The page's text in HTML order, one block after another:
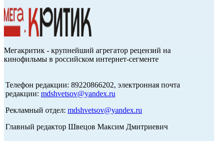
Мегакритик - крупнейший агрегатор рецензий на
кинофильмы в российском интернет-сегменте
Телефон редакции: 89220866202, электронная почта
редакции: mdshvetsov@yandex.ru
Рекламный отдел: mdshvetsov@yandex.ru
Главный редактор Швецов Максим Дмитриевич